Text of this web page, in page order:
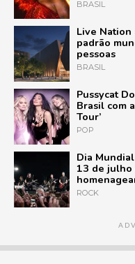
BRASIL
Live Nation
padrão
pessoas
BRASIL
Pussycat
Brasil com
Tour’
POP
Dia
13 de julho
ROCK